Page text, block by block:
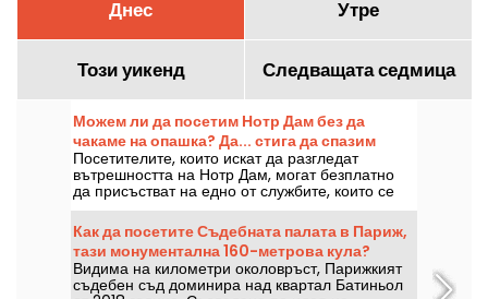
Днес Утре
Този уикенд Следващата седмица
Можем ли да посетим Нотр Дам без да
чакаме на опашка? Да... стига да спазим
няколко правила
Посетителите, които искат да разгледат
вътрешността на Нотр Дам, могат безплатно
да присъстват на едно от службите, които се
провеждат всеки ден. Тази възможност е
отворена за всеки, стига да идват предимно с
цел участие в литургията или да се съобразят
напълно с нейния ход. Ето какво трябва да
знаете.
Как да посетите Съдебната палата в Париж,
тази монументална 160-метрова кула?
Видима на километри околовръст, Парижкият
съдебен съд доминира над квартал Батиньол